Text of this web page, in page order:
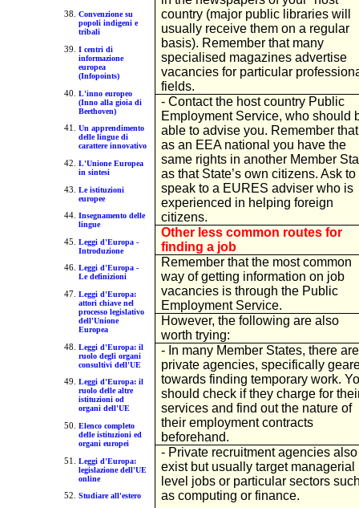
Convenzione su
popoli indigeni e
tribali
I centri di
informazione
europea
(Infopoints)
L'inno europeo
(Inno alla gioia di
Beethoven)
Un apprendimento
delle lingue di
carattere innovativo
L'Unione Europea
in sintesi
Le istituzioni
europee
Insegnamento delle
lingue
Leggi d'Europa -
Introduzione
Leggi d'Europa -
Le definizioni
Leggi d'Europa:
attori chiave nel
processo legislativo
dell'Unione
Europea
Leggi d'Europa: il
ruolo degli organi
consultivi dell'UE
Leggi d'Europa: il
ruolo delle altre
istituzioni od
organi dell'UE
Elenco completo
delle istituzioni ed
organi europei
Leggi d'Europa:
legislazione dell'UE
online
Studiare all'estero
country (major public libraries will
usually receive them on a regular
basis). Remember that many
specialised magazines advertise
vacancies for particular
fields.
- Contact the host country Public
Employment Service, who should
able to advise you. Remember that
as an EEA national you have the
same rights in another Member
as that State’s own citizens. Ask to
speak to a EURES adviser who is
experienced in helping foreign
citizens.
Other less common routes for
finding a job
Remember that the most common
way of getting information on job
vacancies is through the Public
Employment Service.
However, the following are also
worth trying:
- In many Member States, there are
private agencies, specifically
towards finding temporary work.
should check if they charge for
services and find out the nature of
their employment contracts
beforehand.
- Private recruitment agencies also
exist but usually target managerial
level jobs or particular sectors
as computing or finance.